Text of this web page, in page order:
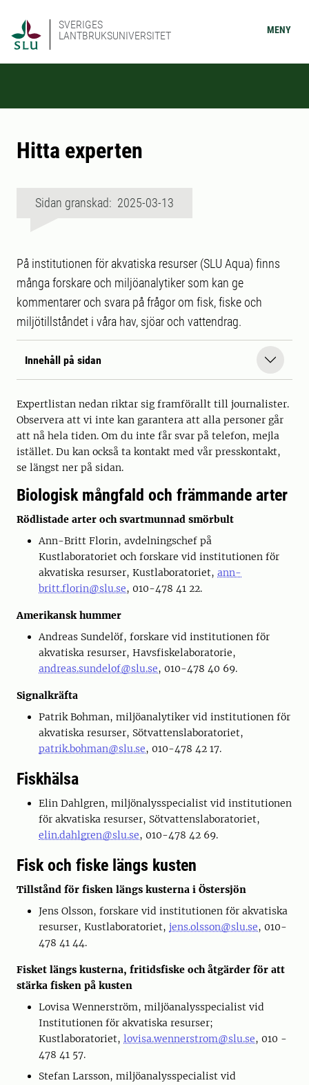
SVERIGES
LANTBRUKSUNIVERSITET
MENY
Hitta experten
Sidan granskad: 2025-03-13
På institutionen för akvatiska resurser (SLU Aqua) finns
många forskare och miljöanalytiker som kan ge
kommentarer och svara på frågor om fisk, fiske och
miljötillståndet i våra hav, sjöar och vattendrag.
Innehåll på sidan
Expertlistan nedan riktar sig framförallt till journalister.
Observera att vi inte kan garantera att alla personer går
att nå hela tiden. Om du inte får svar på telefon, mejla
istället. Du kan också ta kontakt med vår presskontakt,
se längst ner på sidan.
Biologisk mångfald och främmande arter
Rödlistade arter och svartmunnad smörbult
Ann-Britt Florin, avdelningschef på
Kustlaboratoriet och forskare vid institutionen för
akvatiska resurser, Kustlaboratoriet, ann-
britt.florin@slu.se, 010-478 41 22.
Amerikansk hummer
Andreas Sundelöf, forskare vid institutionen för
akvatiska resurser, Havsfiskelaboratorie,
andreas.sundelof@slu.se, 010-478 40 69.
Signalkräfta
Patrik Bohman, miljöanalytiker vid institutionen för
akvatiska resurser, Sötvattenslaboratoriet,
patrik.bohman@slu.se, 010-478 42 17.
Fiskhälsa
Elin Dahlgren, miljönalysspecialist vid institutionen
för akvatiska resurser, Sötvattenslaboratoriet,
elin.dahlgren@slu.se, 010-478 42 69.
Fisk och fiske längs kusten
Tillstånd för fisken längs kusterna i Östersjön
Jens Olsson, forskare vid institutionen för akvatiska
resurser, Kustlaboratoriet, jens.olsson@slu.se, 010-
478 41 44.
Fisket längs kusterna, fritidsfiske och åtgärder för att
stärka fisken på kusten
Lovisa Wennerström, miljöanalysspecialist vid
Institutionen för akvatiska resurser;
Kustlaboratoriet, lovisa.wennerstrom@slu.se, 010 -
478 41 57.
Stefan Larsson, miljöanalysspecialist vid